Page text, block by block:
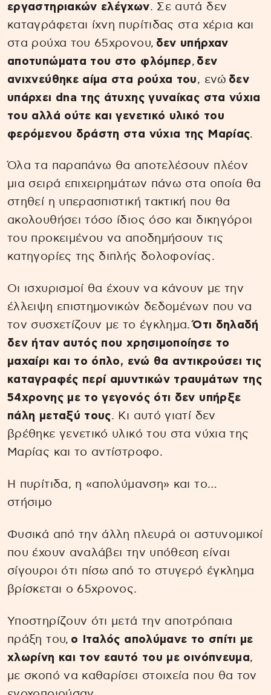
εργαστηριακών ελέγχων. Σε αυτά δεν
καταγράφεται ίχνη πυρίτιδας στα χέρια και
στα ρούχα του 65χρονου, δεν υπήρχαν
αποτυπώματα του στο φλόμπερ, δεν
ανιχνεύθηκε αίμα στα ρούχα του, ενώ δεν
υπάρχει dna της άτυχης γυναίκας στα νύχια
του αλλά ούτε και γενετικό υλικό του
φερόμενου δράστη στα νύχια της Μαρίας.
Όλα τα παραπάνω θα αποτελέσουν πλέον
μια σειρά επιχειρημάτων πάνω στα οποία θα
στηθεί η υπερασπιστική τακτική που θα
ακολουθήσει τόσο ίδιος όσο και δικηγόροι
του προκειμένου να αποδημήσουν τις
κατηγορίες της διπλής δολοφονίας.
Οι ισχυρισμοί θα έχουν να κάνουν με την
έλλειψη επιστημονικών δεδομένων που να
τον συσχετίζουν με το έγκλημα.Ότι δηλαδή
δεν ήταν αυτός που χρησιμοποίησε το
μαχαίρι και το όπλο, ενώ θα αντικρούσει τις
καταγραφές περί αμυντικών τραυμάτων της
54χρονης με το γεγονός ότι δεν υπήρξε
πάλη μεταξύ τους. Κι αυτό γιατί δεν
βρέθηκε γενετικό υλικό του στα νύχια της
Μαρίας και το αντίστροφο.
Η πυρίτιδα, η «απολύμανση» και το…
στήσιμο
Φυσικά από την άλλη πλευρά οι αστυνομικοί
που έχουν αναλάβει την υπόθεση είναι
σίγουροι ότι πίσω από το στυγερό έγκλημα
βρίσκεται ο 65χρονος.
Υποστηρίζουν ότι μετά την αποτρόπαια
πράξη του, ο Ιταλός απολύμανε το σπίτι με
χλωρίνη και τον εαυτό του με οινόπνευμα,
με σκοπό να καθαρίσει στοιχεία που θα τον